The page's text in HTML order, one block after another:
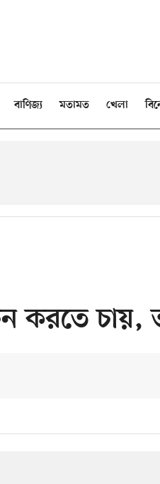
বাণিজ্য মতামত খেলা
করতে চায়,